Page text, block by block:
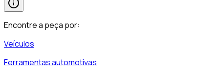
Encontre a peça por:
Veículos
Ferramentas automotivas